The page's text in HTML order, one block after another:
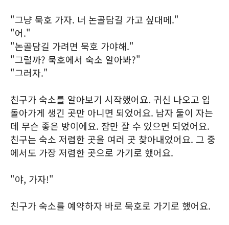
"그냥 묵호 가자. 너 논골담길 가고 싶대메."
"어."
"논골담길 가려면 묵호 가야해."
"그럴까? 묵호에서 숙소 알아봐?"
"그러자."
친구가 숙소를 알아보기 시작했어요. 귀신 나오고 입
돌아가게 생긴 곳만 아니면 되었어요. 남자 둘이 자는
데 무슨 좋은 방이에요. 잠만 잘 수 있으면 되었어요.
친구는 숙소 저렴한 곳을 여러 곳 찾아내었어요. 그 중
에서도 가장 저렴한 곳으로 가기로 했어요.
"야, 가자!"
친구가 숙소를 예약하자 바로 묵호로 가기로 했어요.